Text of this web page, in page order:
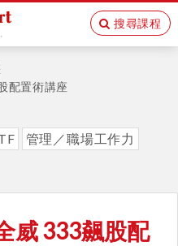
搜尋課程
配置術講座
管理／職場工作力
威 333飆股配